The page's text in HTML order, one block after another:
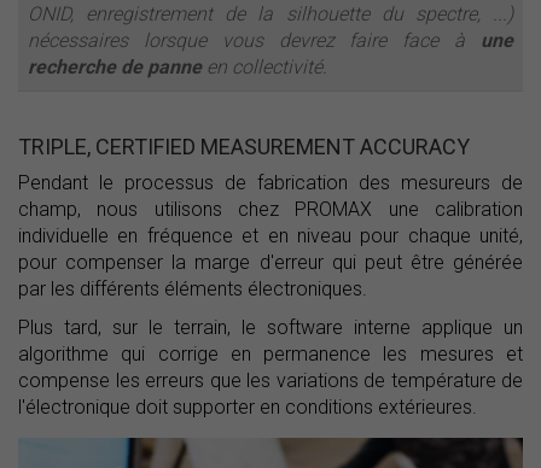
ONID, enregistrement de la silhouette du spectre, ...)
nécessaires lorsque vous devrez faire face à une
recherche de panne en collectivité.
TRIPLE, CERTIFIED MEASUREMENT ACCURACY
Pendant le processus de fabrication des mesureurs de
champ, nous utilisons chez PROMAX une calibration
individuelle en fréquence et en niveau pour chaque unité,
pour compenser la marge d'erreur qui peut être générée
par les différents éléments électroniques.
Plus tard, sur le terrain, le software interne applique un
algorithme qui corrige en permanence les mesures et
compense les erreurs que les variations de température de
l'électronique doit supporter en conditions extérieures.